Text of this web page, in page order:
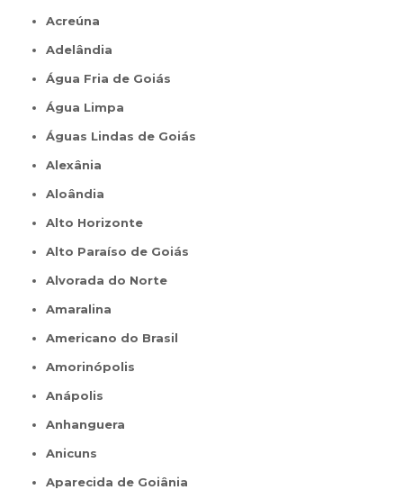
Acreúna
Adelândia
Água Fria de Goiás
Água Limpa
Águas Lindas de Goiás
Alexânia
Aloândia
Alto Horizonte
Alto Paraíso de Goiás
Alvorada do Norte
Amaralina
Americano do Brasil
Amorinópolis
Anápolis
Anhanguera
Anicuns
Aparecida de Goiânia